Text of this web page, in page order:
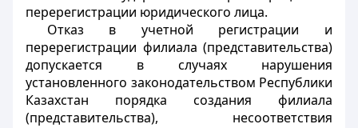
перерегистрации юридического лица.
Отказ в учетной регистрации и
перерегистрации филиала (представительства)
допускается в случаях нарушения
установленного законодательством Республики
Казахстан порядка создания филиала
(представительства), несоответствия